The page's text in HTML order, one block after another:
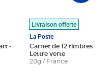
-
Livraison offerte
La Poste
Carnet de 12 timbres - Le
Lettre verte
20g / France